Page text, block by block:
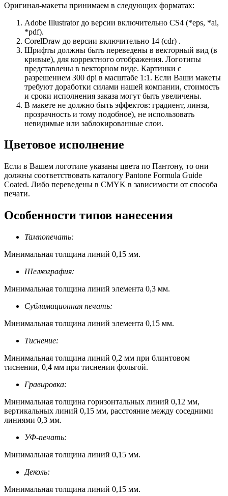
Оригинал-макеты принимаем в следующих форматах:
Adobe Illustrator до версии включительно CS4 (*eps, *ai,
*pdf).
CorelDraw до версии включительно 14 (cdr) .
Шрифты должны быть переведены в векторный вид (в
кривые), для корректного отображения. Логотипы
представлены в векторном виде. Картинки с
разрешением 300 dpi в масштабе 1:1. Если Ваши макеты
требуют доработки силами нашей компании, стоимость
и сроки исполнения заказа могут быть увеличены.
В макете не должно быть эффектов: градиент, линза,
прозрачность и тому подобное), не использовать
невидимые или заблокированные слои.
Цветовое исполнение
Если в Вашем логотипе указаны цвета по Пантону, то они
должны соответствовать каталогу Pantone Formula Guide
Coated. Либо переведены в CMYK в зависимости от способа
печати.
Особенности типов нанесения
Тампопечать:
Минимальная толщина линий 0,15 мм.
Шелкография:
Минимальная толщина линий элемента 0,3 мм.
Сублимационная печать:
Минимальная толщина линий элемента 0,15 мм.
Тиснение:
Минимальная толщина линий 0,2 мм при блинтовом
тиснении, 0,4 мм при тиснении фольгой.
Гравировка:
Минимальная толщина горизонтальных линий 0,12 мм,
вертикальных линий 0,15 мм, расстояние между соседними
линиями 0,3 мм.
УФ-печать:
Минимальная толщина линий 0,15 мм.
Деколь:
Минимальная толщина линий 0,15 мм.